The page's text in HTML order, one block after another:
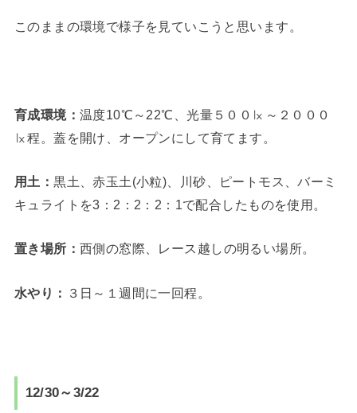
このままの環境で様子を見ていこうと思います。
育成環境： 温度10℃～22℃、光量５００㏓～２０００
㏓程。蓋を開け、オープンにして育てます。
用土：黒土、赤玉土(小粒)、川砂、ピートモス、バーミ
キュライトを3：2：2：2：1で配合したものを使用。
置き場所： 西側の窓際、レース越しの明るい場所。
水やり： ３日～１週間に一回程。
12/30～3/22